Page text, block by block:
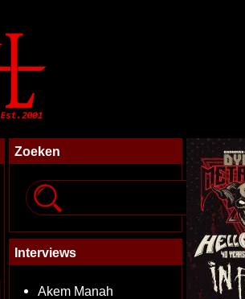
Zoeken
Interviews
Akem Manah